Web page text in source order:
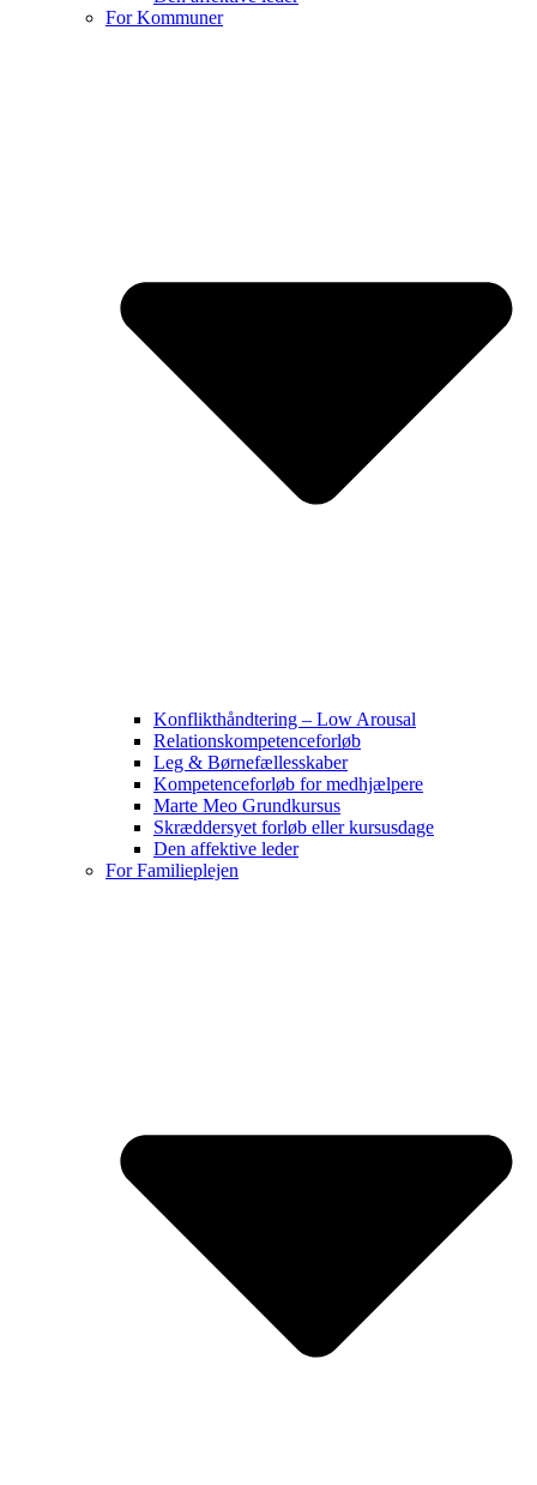
For Kommuner
Konflikthåndtering – Low Arousal
Relationskompetenceforløb
Leg & Børnefællesskaber
Kompetenceforløb for medhjælpere
Marte Meo Grundkursus
Skræddersyet forløb eller kursusdage
Den affektive leder
For Familieplejen